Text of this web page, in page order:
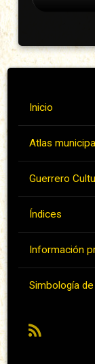
Inicio
Atlas
Guerrero
Índices
Información
Simbología
RSS